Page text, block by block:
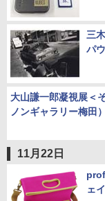
三
パ
大山謙一郎凝視展＜
ノンギャラリー梅田）
11月22日
ェ